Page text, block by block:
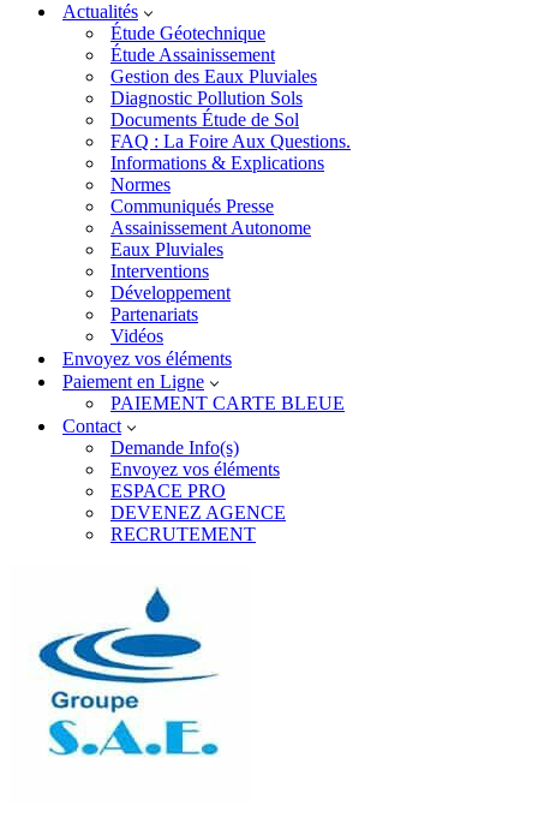
Actualités
Étude Géotechnique
Étude Assainissement
Gestion des Eaux Pluviales
Diagnostic Pollution Sols
Documents Étude de Sol
FAQ : La Foire Aux Questions.
Informations & Explications
Normes
Communiqués Presse
Assainissement Autonome
Eaux Pluviales
Interventions
Développement
Partenariats
Vidéos
Envoyez vos éléments
Paiement en Ligne
PAIEMENT CARTE BLEUE
Contact
Demande Info(s)
Envoyez vos éléments
ESPACE PRO
DEVENEZ AGENCE
RECRUTEMENT